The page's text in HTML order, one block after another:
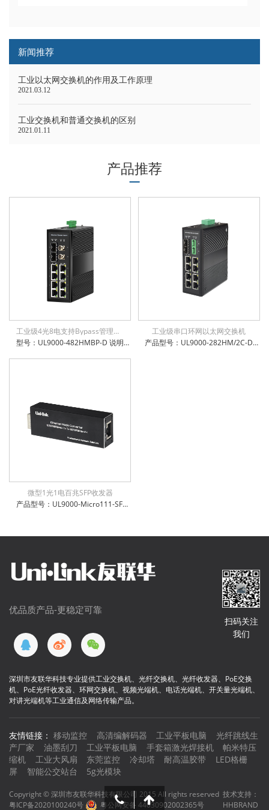
新闻推荐
工业以太网交换机的作用及工作原理
2021.03.12
工业交换机和普通交换机的区别
2021.01.11
产品推荐
工业级4光8电支持Bypass管理型环网交换机
型号：UL9000-482HMBP-D 说明：工业级8x10/100/1000Base-T + 4x100/1000Base-X SFP 管理型交换机，支持旁路Bypass功能，环网自愈时间小于15ms，6KV防浪涌保护，通过公安部、交通部、电信进网许可检测，支持STP/RSTP/MSTP, EAPS/ERPS
工业级串口环网以太网交换机
产品型号：UL9000-282HM/2C-D 产品名称：工业级8千兆电 + 2千兆SFP光口+2xRS232/485/422 串口管理型交换机 多重管理模式：支持CLI/WEB/SNMP管理方式 支持掉电、断光纤、断网线、超低高温等告警功能，方便运维 支持16K字节巨帧传输，兼容各种扩展协议 支持IEEE802.3az高效节能以太网技术 支持IPv6协议，支持IEEE1855 V2协议透传 支持STP/RSTP/MSTP, EAPS/ERPS，环网自愈时间小于15ms 防雷防静电：6KV防浪涌保护，接触放电8KV，空气放电15KV 电源输入极性保护设计，反接无忧 权威检测：公安部、交通部、电信进网许可等 IP-40防护等级，防尘防潮无忧
微型1光1电百兆SFP收发器
产品型号：UL9000-Micro111-SFP 产品名称：微型1光1电百兆收发器，SFP 支持5~15VDC宽电压输入 电口支持全/半双工方式、MDI/MDI-X自动侦测 光口支持单模、多模、单纤、双纤 微型机身，工作温度-10℃~ +50℃ 防雷防静电：6KV防浪涌保护，接触放电8KV，空气放电15KV 电源输入极性保护设计，反接无忧 权威检测：公安部、交通部、电信进网许可等 IP-40防护等级，防尘防潮无忧
优品质产品-更稳定可靠
扫码关注
我们
深圳市友联华科技专业提供工业交换机、光纤交换机、光纤收发器、PoE交换
机、PoE光纤收发器、环网交换机、视频光端机、电话光端机、开关量光端机、
对讲光端机等工业通信及网络传输产品。
友情链接： 移动监控 高清编解码器 工业平板电脑
光纤跳线生
产厂家
油墨刮刀 工业平板电脑 手套箱激光焊接机
帕米特压
缩机
工业大风扇 东莞监控 冷却塔 耐高温胶带
LED格栅
屏
智能公交站台 5g光模块
Copyright © 深圳市友联华科技有限公司 2015 All rights reserved
粤ICP备2020100240号
粤公网安备 44030902002365号
技术支持：
HHBRAND